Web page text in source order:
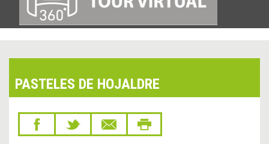
PASTELES DE HOJALDRE